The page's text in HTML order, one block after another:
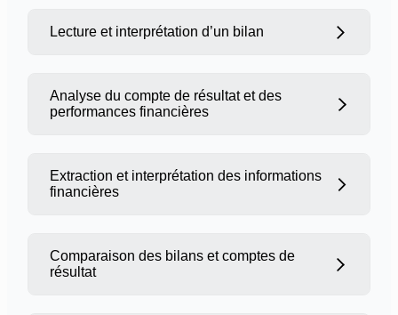
Composition du compte de résultat
fondamentaux
Les grandes masses comptables à
Lecture et interprétation d’un bilan
Actif (immobilisations, trésorerie,
stocks…)
Les ratios financiers clés pour
analyser la situation patrimoniale
Analyse du compte de résultat et des
performances financières
exceptionnels)
Calcul du résultat net et du seuil de
Extraction et interprétation des informations
financières
Comparaison des bilans et comptes de
résultat